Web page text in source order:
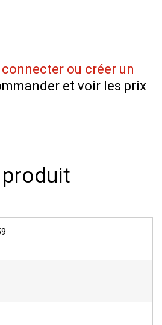
ou créer un
et voir les prix